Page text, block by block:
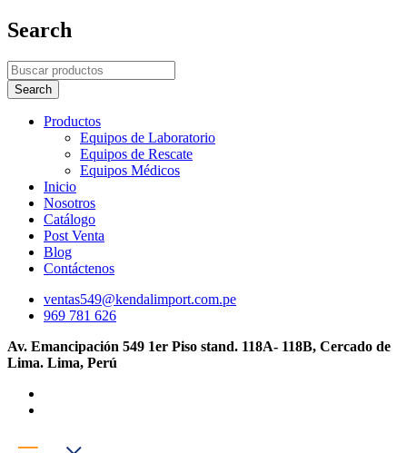
Search
Productos
Equipos de Laboratorio
Equipos de Rescate
Equipos Médicos
Inicio
Nosotros
Catálogo
Post Venta
Blog
Contáctenos
ventas549@kendalimport.com.pe
969 781 626
Av. Emancipación 549 1er Piso stand. 118A- 118B, Cercado de
Lima. Lima, Perú